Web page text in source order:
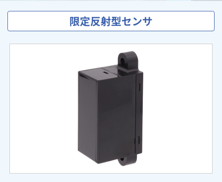
限定反射型センサ